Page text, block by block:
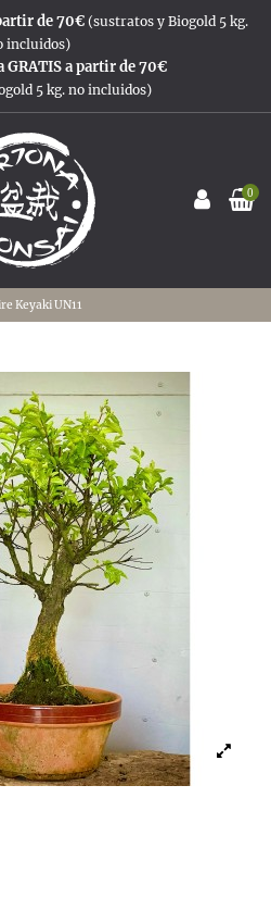
de 70€ (sustratos y Biogold 5 kg.
incluidos)
a partir de 70€
5 kg. no incluidos)
0
Keyaki UN11